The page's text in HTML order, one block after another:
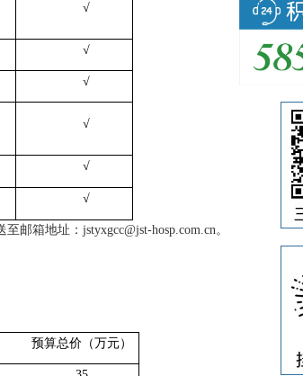
√
√
√
√
√
√
箱地址：jstyxgcc@jst-hosp.com.cn。
预算总价（万元）